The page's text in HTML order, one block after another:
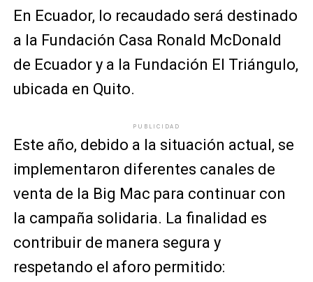
En Ecuador, lo recaudado será destinado
a la Fundación Casa Ronald McDonald
de Ecuador y a la Fundación El Triángulo,
ubicada en Quito.
PUBLICIDAD
Este año, debido a la situación actual, se
implementaron diferentes canales de
venta de la Big Mac para continuar con
la campaña solidaria. La finalidad es
contribuir de manera segura y
respetando el aforo permitido: